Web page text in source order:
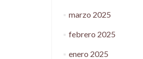
marzo 2025
febrero 2025
enero 2025